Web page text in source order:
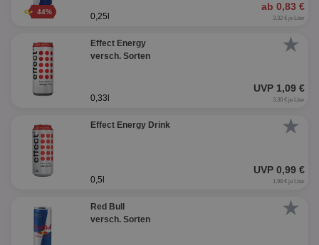
44% ab 0,83 €
0,25l 3,32 € je Liter
★
Effect Energy
versch. Sorten
UVP 1,09 €
0,33l 3,30 € je Liter
★
Effect Energy Drink
UVP 0,99 €
0,5l 1,98 € je Liter
★
Red Bull
versch. Sorten